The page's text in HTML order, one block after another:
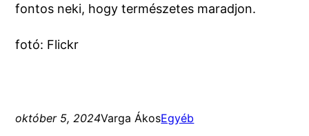
fontos neki, hogy természetes maradjon.
fotó: Flickr
október 5, 2024Varga ÁkosEgyéb